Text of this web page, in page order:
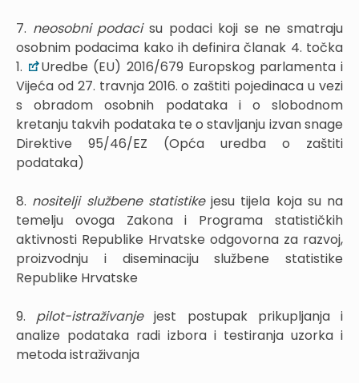
7. neosobni podaci su podaci koji se ne smatraju
osobnim podacima kako ih definira članak 4. točka
1.
Uredbe (EU) 2016/679 Europskog parlamenta i
Vijeća od 27. travnja 2016. o zaštiti pojedinaca u vezi
s obradom osobnih podataka i o slobodnom
kretanju takvih podataka te o stavljanju izvan snage
Direktive 95/46/EZ (Opća uredba o zaštiti
podataka)
8. nositelji službene statistike jesu tijela koja su na
temelju ovoga Zakona i Programa statističkih
aktivnosti Republike Hrvatske odgovorna za razvoj,
proizvodnju i diseminaciju službene statistike
Republike Hrvatske
9. pilot-istraživanjejest postupak prikupljanja i
analize podataka radi izbora i testiranja uzorka i
metoda istraživanja